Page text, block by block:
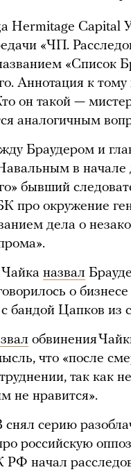
Hermitage Capital
«ЧП.
«Список
Аннотация к
он такой —
аналогичным
Браудером и
в начале
бывший
про окружение
дела о
Чайка назвал
о
бандой Цапков из
обвинения
что «после
так как
не нравится».
серию
российскую
РФ начал